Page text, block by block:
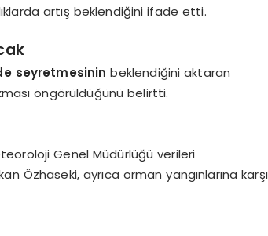
artış beklendiğini ifade etti.
seyretmesinin beklendiğini aktaran
öngörüldüğünü belirtti.
Genel Müdürlüğü verileri
Özhaseki, ayrıca orman yangınlarına karşı